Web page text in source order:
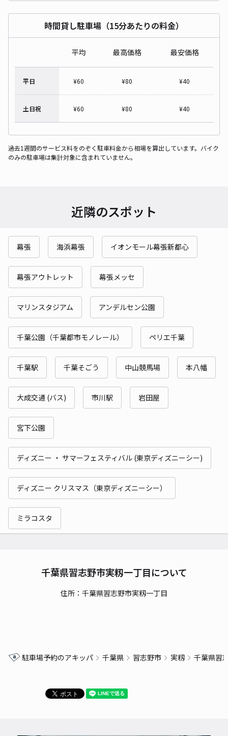
時間貸し駐車場（15分あたりの料金）
平均 最高価格 最安価格
平日 ¥60 ¥80 ¥40
土日祝 ¥60 ¥80 ¥40
過去1週間のサービス料をのぞく駐車料金から相場を算出しています。バイク
のみの駐車場は集計対象に含まれていません。
近隣のスポット
幕張 海浜幕張 イオンモール幕張新都心
幕張アウトレット 幕張メッセ
マリンスタジアム アンデルセン公園
千葉公園（千葉都市モノレール） ペリエ千葉
千葉駅 千葉そごう 中山競馬場 本八幡
大成交通 (バス) 市川駅 岩田屋
宮下公園
ディズニー ・ サマーフェスティバル (東京ディズニーシー)
ディズニー クリスマス（東京ディズニーシー）
ミラコスタ
千葉県習志野市実籾一丁目について
住所：千葉県習志野市実籾一丁目
駐車場予約のアキッパ 千葉県 習志野市 実籾 千葉県習